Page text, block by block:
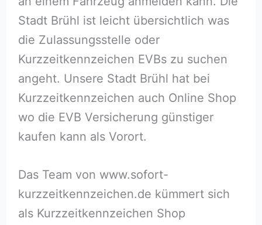
Stadt Brühl ist leicht übersichtlich was
die Zulassungsstelle oder
Kurzzeitkennzeichen EVBs zu suchen
angeht. Unsere Stadt Brühl hat bei
Kurzzeitkennzeichen auch Online Shop
wo die EVB Versicherung günstiger
kaufen kann als Vorort.
Das Team von www.sofort-
kurzzeitkennzeichen.de kümmert sich
als Kurzzeitkennzeichen Shop